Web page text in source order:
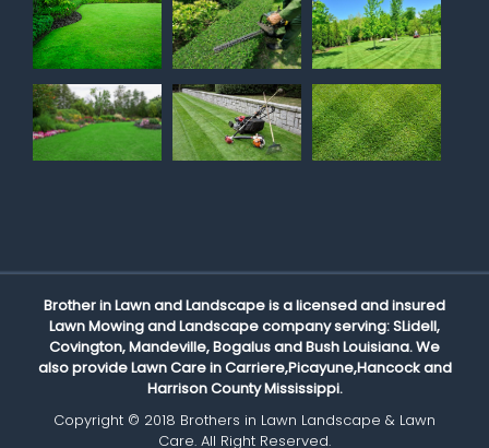
Brother in Lawn and Landscape is a licensed and insured
Lawn Mowing and Landscape company serving: SLidell,
Covington, Mandeville, Bogalus and Bush Louisiana. We
also provide Lawn Care in Carriere,Picayune,Hancock and
Harrison County Mississippi.
Copyright © 2018 Brothers in Lawn Landscape & Lawn
Care. All Right Reserved.